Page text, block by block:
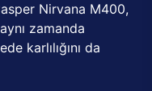
Nirvana M400,
zamanda
karlılığını da